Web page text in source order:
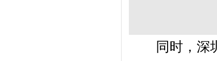
同时，深圳